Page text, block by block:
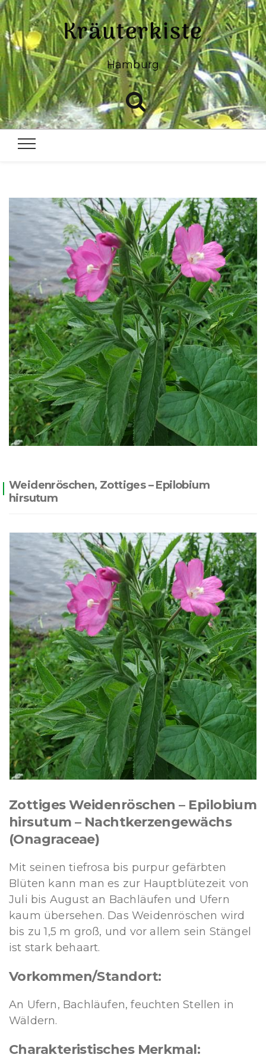
Kräuterkiste
Hamburg
Weidenröschen, Zottiges – Epilobium
hirsutum
Zottiges Weidenröschen – Epilobium
hirsutum – Nachtkerzengewächs
(Onagraceae)
Mit seinen tiefrosa bis purpur gefärbten
Blüten kann man es zur Hauptblütezeit von
Juli bis August an Bachläufen und Ufern
kaum übersehen. Das Weidenröschen wird
bis zu 1,5 m groß, und vor allem sein Stängel
ist stark behaart.
Vorkommen/Standort:
An Ufern, Bachläufen, feuchten Stellen in
Wäldern.
Charakteristisches Merkmal: